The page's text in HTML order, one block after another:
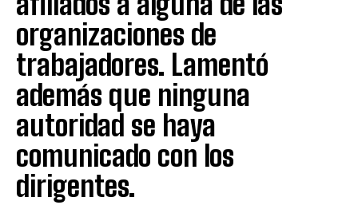
organizaciones de
trabajadores. Lamentó
además que ninguna
autoridad se haya
comunicado con los
dirigentes.